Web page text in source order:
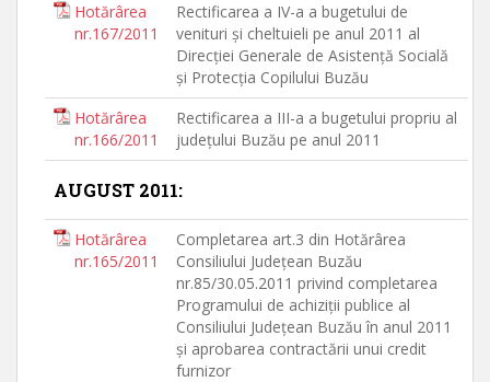
Hotărârea
nr.167/2011
Rectificarea a IV-a a bugetului de
venituri şi cheltuieli pe anul 2011 al
Direcţiei Generale de Asistenţă Socială
şi Protecţia Copilului Buzău
Hotărârea
nr.166/2011
Rectificarea a III-a a bugetului propriu al
judeţului Buzău pe anul 2011
AUGUST 2011:
Hotărârea
nr.165/2011
Completarea art.3 din Hotărârea
Consiliului Judeţean Buzău
nr.85/30.05.2011 privind completarea
Programului de achiziţii publice al
Consiliului Judeţean Buzău în anul 2011
şi aprobarea contractării unui credit
furnizor